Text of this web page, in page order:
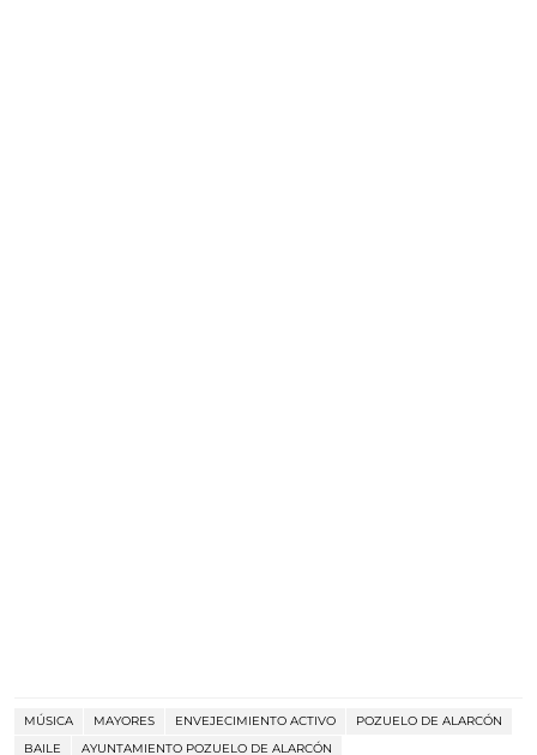
MÚSICA MAYORES ENVEJECIMIENTO ACTIVO
POZUELO DE ALARCÓN
BAILE
AYUNTAMIENTO POZUELO DE ALARCÓN